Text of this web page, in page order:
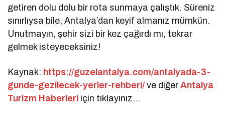
getiren dolu dolu bir rota sunmaya çalıştık. Süreniz
sınırlıysa bile, Antalya’dan keyif almanız mümkün.
Unutmayın, şehir sizi bir kez çağırdı mı, tekrar
gelmek isteyeceksiniz!
Kaynak: https://guzelantalya.com/antalyada-3-
gunde-gezilecek-yerler-rehberi/ve diğerAntalya
Turizm Haberleri için tıklayınız…